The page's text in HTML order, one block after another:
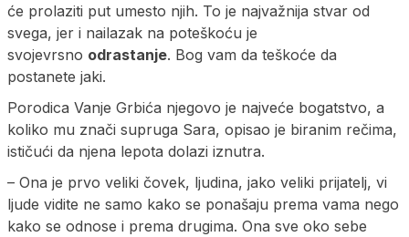
će prolaziti put umesto njih. To je najvažnija stvar od
svega, jer i nailazak na poteškoću je
svojevrsno odrastanje. Bog vam da teškoće da
postanete jaki.
Porodica Vanje Grbića njegovo je najveće bogatstvo, a
koliko mu znači supruga Sara, opisao je biranim rečima,
ističući da njena lepota dolazi iznutra.
– Ona je prvo veliki čovek, ljudina, jako veliki prijatelj, vi
ljude vidite ne samo kako se ponašaju prema vama nego
kako se odnose i prema drugima. Ona sve oko sebe